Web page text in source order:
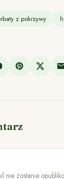
z pokrzywy
nie zostanie